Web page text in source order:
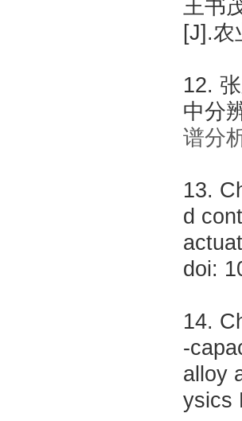
王书
[J].农
12.
中分
谱分
13.
d
doi:
14.
-
alloy
ysics